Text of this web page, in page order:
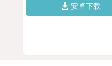
安卓下载